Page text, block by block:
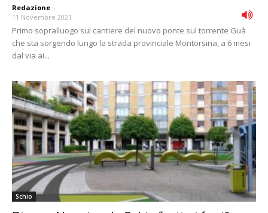
Redazione -
11 Novembre 2021
Primo sopralluogo sul cantiere del nuovo ponte sul torrente Guà
che sta sorgendo lungo la strada provinciale Montorsina, a 6 mesi
dal via ai...
Schio